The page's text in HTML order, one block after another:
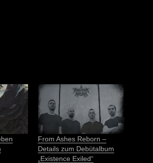
From Ashes Reborn –
Details zum Debütalbum
„Existence Exiled“